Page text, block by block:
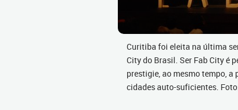
Curitiba foi eleita na última
City do Brasil. Ser Fab City é
prestigie, ao mesmo tempo,
cidades auto-suficientes.